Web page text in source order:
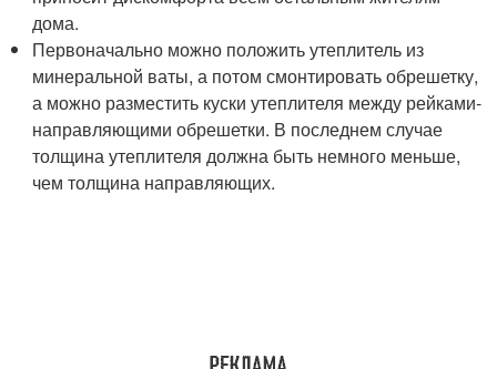
дома.
Первоначально можно положить утеплитель из
минеральной ваты, а потом смонтировать обрешетку,
а можно разместить куски утеплителя между рейками-
направляющими обрешетки. В последнем случае
толщина утеплителя должна быть немного меньше,
чем толщина направляющих.